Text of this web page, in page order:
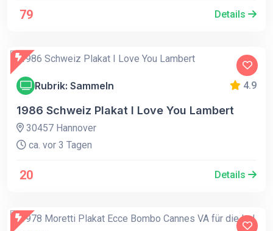
79 Details
Rubrik: Sammeln 4.9
1986 Schweiz Plakat I Love You Lambert
30457 Hannover
ca. vor 3 Tagen
20 Details